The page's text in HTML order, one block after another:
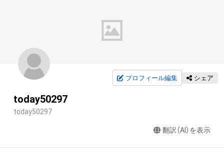
プロフィール編集 シェア
today50297
today50297
翻訳（AI）を表示